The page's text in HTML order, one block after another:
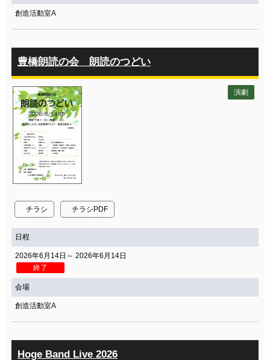
創造活動室A
豊橋朗読の会 朗読のつどい
チラシ チラシPDF
演劇
日程
2026年6月14日～ 2026年6月14日
終了
会場
創造活動室A
Hoge Band Live 2026